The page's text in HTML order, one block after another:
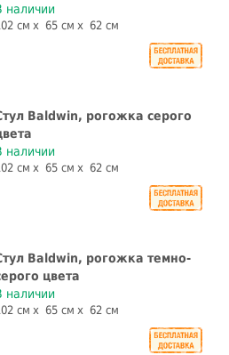
наличии
см 65 см 62 см
Baldwin, рогожка серого
наличии
см 65 см 62 см
Baldwin, рогожка темно-
цвета
наличии
см 65 см 62 см